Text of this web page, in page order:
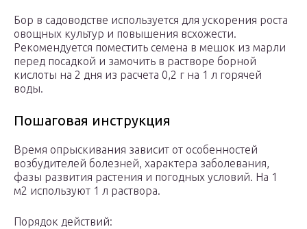
Бор в садоводстве используется для ускорения роста
овощных культур и повышения всхожести.
Рекомендуется поместить семена в мешок из марли
перед посадкой и замочить в растворе борной
кислоты на 2 дня из расчета 0,2 г на 1 л горячей
воды.
Пошаговая инструкция
Время опрыскивания зависит от особенностей
возбудителей болезней, характера заболевания,
фазы развития растения и погодных условий. На 1
м2 используют 1 л раствора.
Порядок действий: